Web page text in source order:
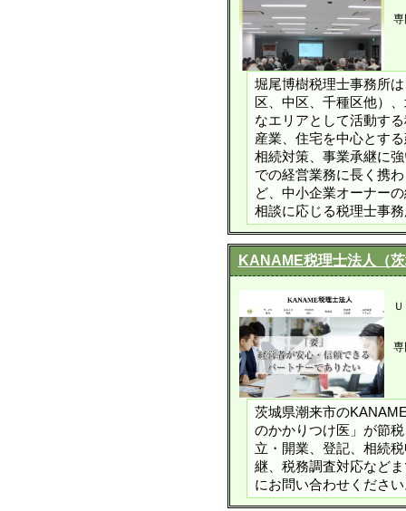
専
堀尾博樹税理士事務所
区、中区、千種区他）
なエリアとして活動す
産業、住宅を中心とす
相続対策、事業承継に
での経営業務に長く携
ど、中小企業オーナー
相談に応じる税理士事
KANAME税理士法人（
専
茨城県潮来市の
のかかりつけ医」が節
立・開業、登記、相続
継、税務調査対応など
にお問い合わせくださ